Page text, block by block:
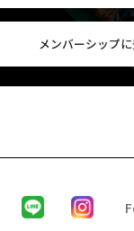
メンバーシップ